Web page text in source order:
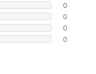
0
0
0
0